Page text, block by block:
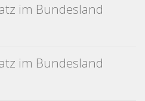
im Bundesland
im Bundesland